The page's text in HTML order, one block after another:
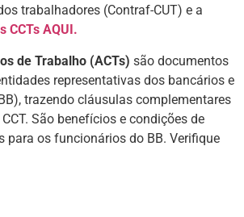
trabalhadores (Contraf-CUT) e a
CCTs AQUI.
de Trabalho (ACTs) são documentos
representativas dos bancários e
trazendo cláusulas complementares
São benefícios e condições de
para os funcionários do BB. Verifique